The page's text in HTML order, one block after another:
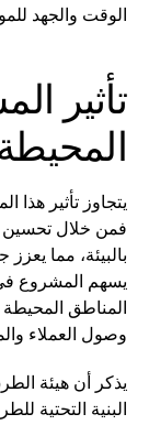
الوقت والجهد
تأثير
يتجاوز تأثير هذا
فمن خلال تحسين
بالبيئة، مما
يسهم المشروع
المناطق
وصول العملاء
يذكر أن هيئة
البنية التحتية